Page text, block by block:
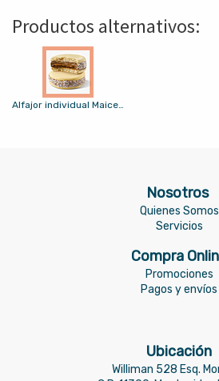
Productos alternativos:
Nosotros
Quienes Somos
Servicios
Compra
Promociones
Pagos y envíos
Ubicación
Williman 528 Esq.